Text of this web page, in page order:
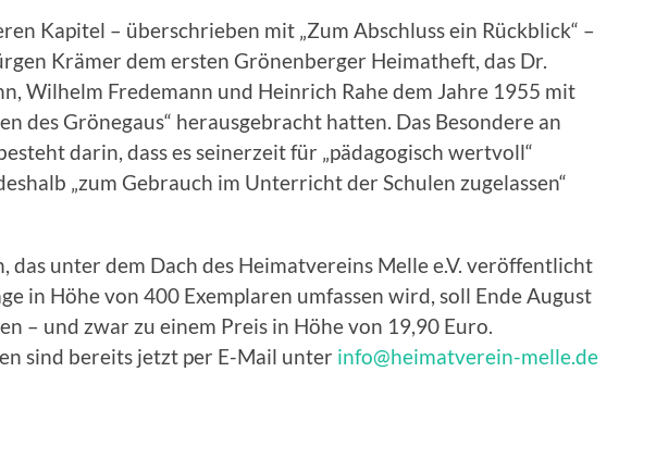
Kapitel – überschrieben mit „Zum Abschluss ein Rückblick“ –
Krämer dem ersten Grönenberger Heimatheft, das Dr.
Wilhelm Fredemann und Heinrich Rahe dem Jahre 1955 mit
des Grönegaus“ herausgebracht hatten. Das Besondere an
darin, dass es seinerzeit für „pädagogisch wertvoll“
„zum Gebrauch im Unterricht der Schulen zugelassen“
das unter dem Dach des Heimatvereins Melle e.V. veröffentlicht
in Höhe von 400 Exemplaren umfassen wird, soll Ende August
– und zwar zu einem Preis in Höhe von 19,90 Euro.
sind bereits jetzt per E-Mail unter info@heimatverein-melle.de